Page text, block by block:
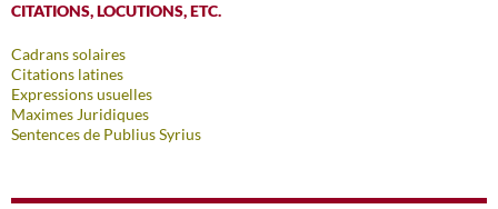
CITATIONS, LOCUTIONS, ETC.
Cadrans solaires
Citations latines
Expressions usuelles
Maximes Juridiques
Sentences de Publius Syrius